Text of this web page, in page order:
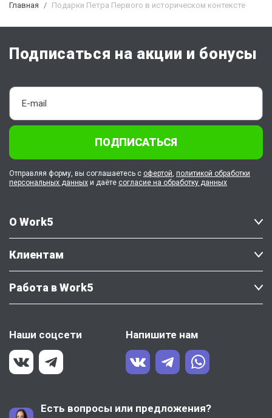
Главная Подарки Петра Первого в историческом контексте
О Work5
Клиентам
Работа в Work5
Наши соцсети Напишите нам
Есть вопросы или предложения?
Подписаться на акции и бонусы
ПОДПИСАТЬСЯ
Отправляя форму, вы соглашаетесь с офертой, политикой обработки
персональных данных и даёте согласие на обработку данных